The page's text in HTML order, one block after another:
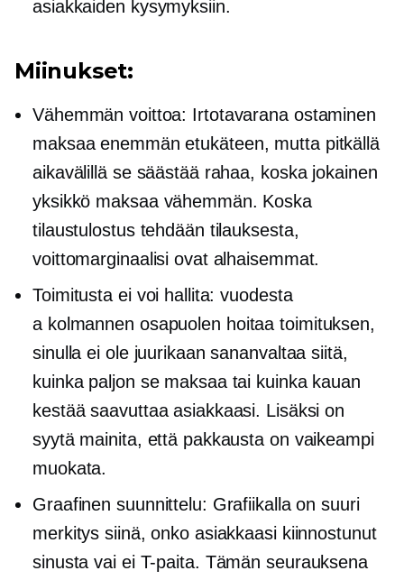
asiakkaiden kysymyksiin.
Miinukset:
Vähemmän voittoa: Irtotavarana ostaminen
maksaa enemmän etukäteen, mutta pitkällä
aikavälillä se säästää rahaa, koska jokainen
yksikkö maksaa vähemmän. Koska
tilaustulostus tehdään tilauksesta,
voittomarginaalisi ovat alhaisemmat.
Toimitusta ei voi hallita: vuodesta
a kolmannen osapuolen hoitaa toimituksen,
sinulla ei ole juurikaan sananvaltaa siitä,
kuinka paljon se maksaa tai kuinka kauan
kestää saavuttaa asiakkaasi. Lisäksi on
syytä mainita, että pakkausta on vaikeampi
muokata.
Graafinen suunnittelu: Grafiikalla on suuri
merkitys siinä, onko asiakkaasi kiinnostunut
sinusta vai ei T-paita. Tämän seurauksena